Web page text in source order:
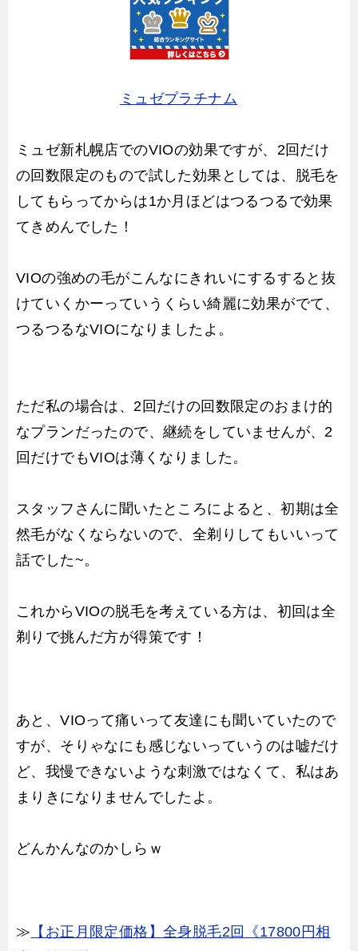
ミュゼプラチナム
ミュゼ新札幌店でのVIOの効果ですが、2回だけ
の回数限定のもので試した効果としては、脱毛を
してもらってからは1か月ほどはつるつるで効果
てきめんでした！
VIOの強めの毛がこんなにきれいにするすると抜
けていくかーっていうくらい綺麗に効果がでて、
つるつるなVIOになりましたよ。
ただ私の場合は、2回だけの回数限定のおまけ的
なプランだったので、継続をしていませんが、2
回だけでもVIOは薄くなりました。
スタッフさんに聞いたところによると、初期は全
然毛がなくならないので、全剃りしてもいいって
話でした~。
これからVIOの脱毛を考えている方は、初回は全
剃りで挑んだ方が得策です！
あと、VIOって痛いって友達にも聞いていたので
すが、そりゃなにも感じないっていうのは嘘だけ
ど、我慢できないような刺激ではなくて、私はあ
まりきになりませんでしたよ。
どんかんなのかしらｗ
≫ 【お正月限定価格】全身脱毛2回《17800円相